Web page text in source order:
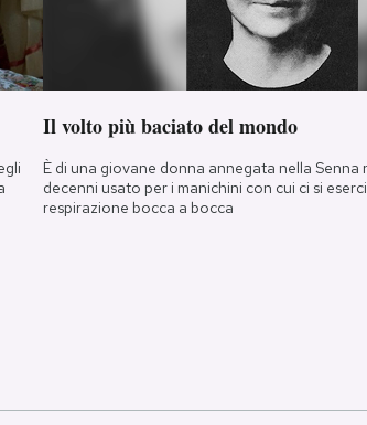
Il volto più baciato del mondo
È di una giovane donna annegata nella
decenni usato per i manichini con cui ci si
respirazione bocca a bocca